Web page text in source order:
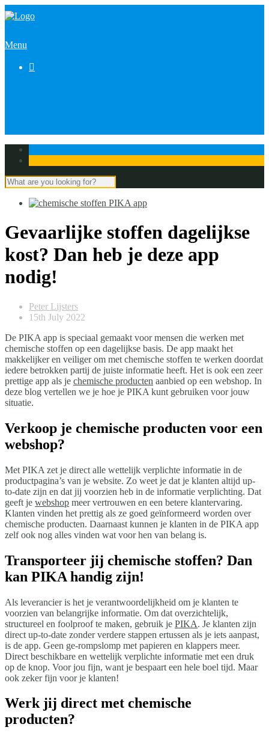
Menu

Gevaarlijke stoffen dagelijkse
kost? Dan heb je deze app
nodig!
Peter Lijsters
15th July 2022
De PIKA app is speciaal gemaakt voor mensen die werken met
chemische stoffen op een dagelijkse basis. De app maakt het
makkelijker en veiliger om met chemische stoffen te werken doordat
iedere betrokken partij de juiste informatie heeft. Het is ook een zeer
prettige app als je chemische producten aanbied op een webshop. In
deze blog vertellen we je hoe je PIKA kunt gebruiken voor jouw
situatie.
Verkoop je chemische producten voor een
webshop?
Met PIKA zet je direct alle wettelijk verplichte informatie in de
productpagina’s van je website. Zo weet je dat je klanten altijd up-
to-date zijn en dat jij voorzien heb in de informatie verplichting. Dat
geeft je webshop meer vertrouwen en een betere klantervaring.
Klanten vinden het prettig als ze goed geïnformeerd worden over
chemische producten. Daarnaast kunnen je klanten in de PIKA app
zelf ook nog alles vinden wat voor hen van belang is.
Transporteer jij chemische stoffen? Dan
kan PIKA handig zijn!
Als leverancier is het je verantwoordelijkheid om je klanten te
voorzien van belangrijke informatie. Om dat overzichtelijk,
structureel en foolproof te maken, gebruik je PIKA. Je klanten zijn
direct up-to-date zonder verdere stappen ertussen als je iets aanpast,
is de app. Geen ge-rompslomp met papieren en klappers meer.
Direct beschikbare en wettelijk verplichte informatie met een druk
op de knop. Voor jou fijn, want je bespaart een hele boel tijd. Maar
ook zeker fijn voor je klanten!
Werk jij direct met chemische
producten?